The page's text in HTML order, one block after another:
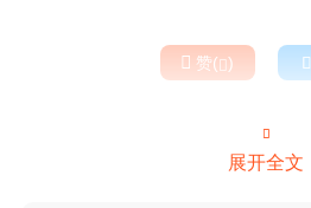
 赞() 

展开全文